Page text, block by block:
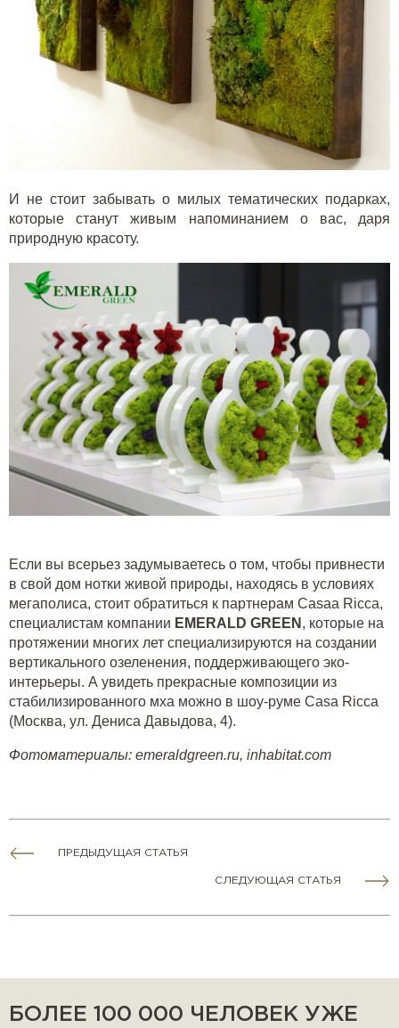
И не стоит забывать о милых тематических подарках,
которые станут живым напоминанием о вас, даря
природную красоту.
Если вы всерьез задумываетесь о том, чтобы привнести
в свой дом нотки живой природы, находясь в условиях
мегаполиса, стоит обратиться к партнерам Casaa Ricca,
специалистам компании EMERALD GREEN , которые на
протяжении многих лет специализируются на создании
вертикального озеленения, поддерживающего эко-
интерьеры. А увидеть прекрасные композиции из
стабилизированного мха можно в шоу-руме Casa Ricca
(Москва, ул. Дениса Давыдова, 4).
Фотоматериалы: emeraldgreen.ru, inhabitat.com
ПРЕДЫДУЩАЯ СТАТЬЯ
СЛЕДУЮЩАЯ СТАТЬЯ
БОЛЕЕ 100 000 ЧЕЛОВЕК УЖЕ